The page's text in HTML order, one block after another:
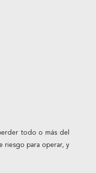
todo o más del
riesgo para operar, y